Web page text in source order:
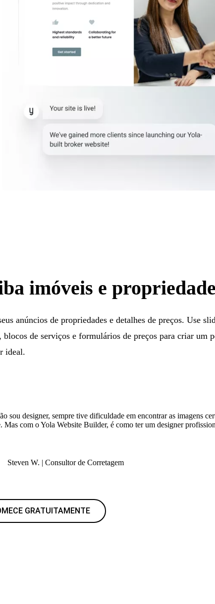
imóveis e
anúncios de propriedades e detalhes de preços. Use
blocos de serviços e formulários de preços para criar um
ideal.
sou designer, sempre tive dificuldade em encontrar as imagens
Mas com o Yola Website Builder, é como ter um designer
Steven W. | Consultor de Corretagem
GRATUITAMENTE